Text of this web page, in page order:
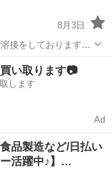
8月3日
が1mm以
！！ 大きな物
たい ワンオフ
い取ります📷
します
Ad
品製造など/日払い
活躍中♪】…